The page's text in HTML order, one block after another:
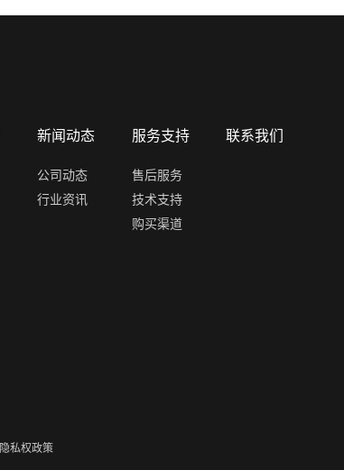
新闻动态
公司动态
行业资讯
服务支持
售后服务
技术支持
购买渠道
联系我们
隐私权政策